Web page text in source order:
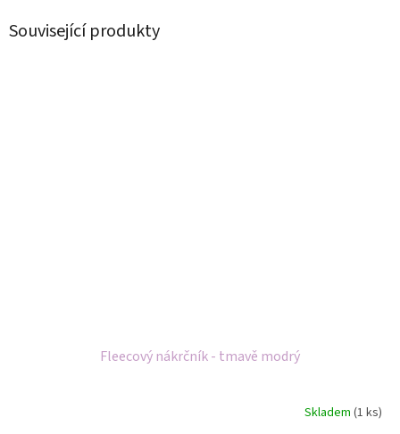
Související produkty
Fleecový nákrčník - tmavě modrý
Skladem (1 ks)